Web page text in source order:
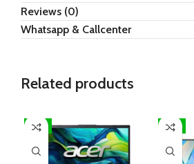
Reviews (0)
Whatsapp & Callcenter
Related products
-7% -7%